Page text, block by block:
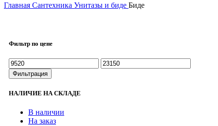
Главная Сантехника Унитазы и биде Биде
Фильтр по цене
Минимальная
цена
Максимальная
цена
Фильтрация
НАЛИЧИЕ НА СКЛАДЕ
В наличии
На заказ